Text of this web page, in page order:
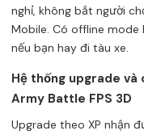
nghỉ, không bắt người
Mobile. Có offline mode
nếu bạn hay đi tàu xe.
Hệ thống upgrade
Army Battle FPS 3D
Upgrade theo XP nhận